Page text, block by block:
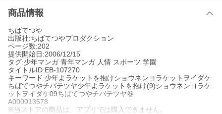
商品情報
ちばてつや
出版社:ちばてつやプロダクション
ページ数:202
提供開始日:2006/12/15
タグ:少年マンガ 青年マンガ 人情 スポーツ 学園
タイトルID:EB-107270
キーワード:少年よラケットを抱けショウネンヨラケットヲイダケ
ちばてつやチバテツヤ少年よラケットを抱け(9)ショウネンヨラケ
ットヲイダケ09ちばてつやチバテツヤ巻
A000013578
※当ストアの商品は、アプリでは購入できません。